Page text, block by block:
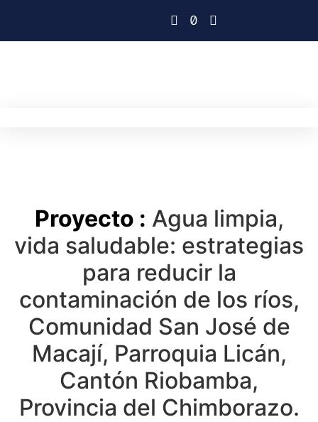
Proyecto : Agua limpia,
vida saludable: estrategias
para reducir la
contaminación de los ríos,
Comunidad San José de
Macají, Parroquia Licán,
Cantón Riobamba,
Provincia del Chimborazo.